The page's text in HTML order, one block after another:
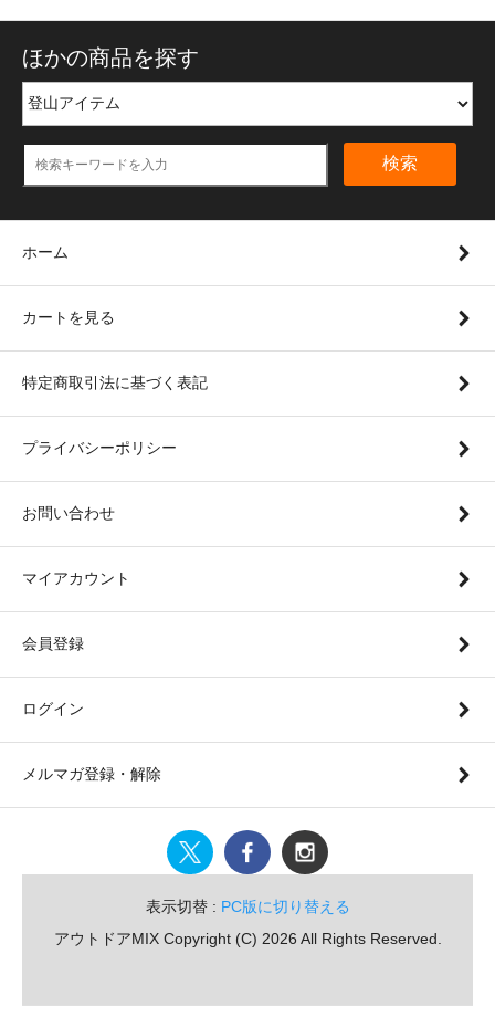
ほかの商品を探す
検索
ホーム
カートを見る
特定商取引法に基づく表記
プライバシーポリシー
お問い合わせ
マイアカウント
会員登録
ログイン
メルマガ登録・解除
表示切替 : PC版に切り替える
アウトドアMIX Copyright (C) 2026 All Rights Reserved.